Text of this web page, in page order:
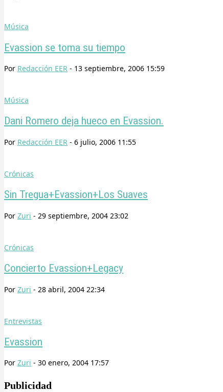
Música
Evassion se toma su tiempo
Por Redacción EER - 13 septiembre, 2006 15:59
Música
Dani Romero deja hueco en Evassion.
Por Redacción EER - 6 julio, 2006 11:55
Crónicas
Sin Tregua+Evassion+Los Suaves
Por Zuri - 29 septiembre, 2004 23:02
Crónicas
Concierto Evassion+Legacy
Por Zuri - 28 abril, 2004 22:34
Entrevistas
Evassion
Por Zuri - 30 enero, 2004 17:57
Publicidad